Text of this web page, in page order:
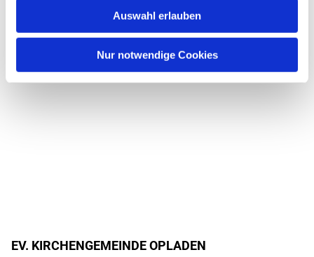
Auswahl erlauben
Nur notwendige Cookies
EV. KIRCHENGEMEINDE OPLADEN